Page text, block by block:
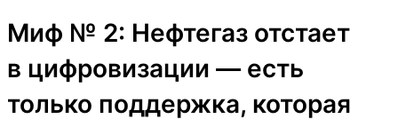
Миф № 2: Нефтегаз отстает
в цифровизации — есть
только поддержка, которая